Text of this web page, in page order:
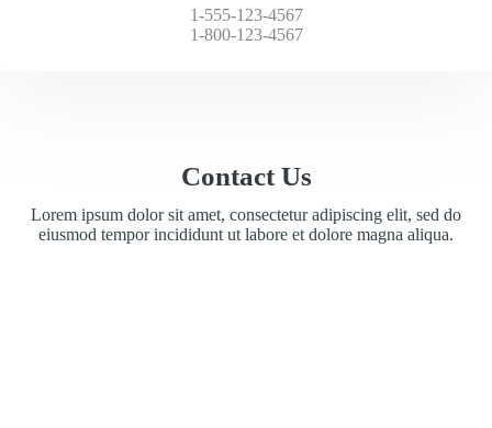
1-555-123-4567
1-800-123-4567
Contact Us
Lorem ipsum dolor sit amet, consectetur adipiscing elit, sed do
eiusmod tempor incididunt ut labore et dolore magna aliqua.